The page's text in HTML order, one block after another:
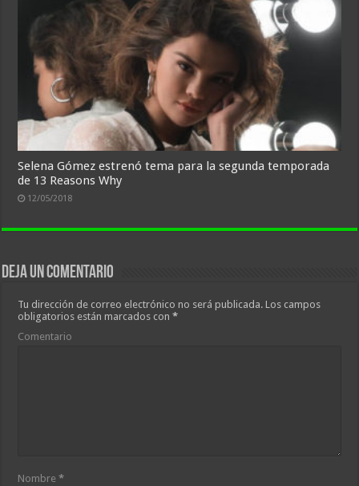
Selena Gómez estrenó tema para la segunda temporada
de 13 Reasons Why
12/05/2018
Deja un comentario
Tu dirección de correo electrónico no será publicada. Los campos
obligatorios están marcados con*
Comentario
Nombre*